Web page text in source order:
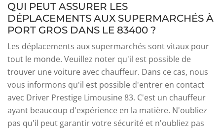
QUI PEUT ASSURER LES
DÉPLACEMENTS AUX SUPERMARCHÉS À
PORT GROS DANS LE 83400 ?
Les déplacements aux supermarchés sont vitaux pour
tout le monde. Veuillez noter qu'il est possible de
trouver une voiture avec chauffeur. Dans ce cas, nous
vous informons qu'il est possible d'entrer en contact
avec Driver Prestige Limousine 83. C'est un chauffeur
ayant beaucoup d'expérience en la matière. N'oubliez
pas qu'il peut garantir votre sécurité et n'oubliez pas